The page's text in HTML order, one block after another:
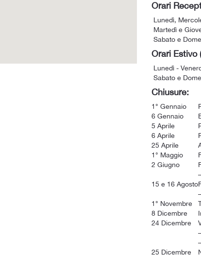
Orari
Lunedì,
Martedì e
Sabato e
Orari Estivo
Lunedì -
Sabato e
Chiusure:
1° Gennaio
6 Gennaio
5 Aprile
6 Aprile
25 Aprile
1° Maggio
2 Giugno
15 e 16 Agosto
1° Novembre
8 Dicembre
24 Dicembre
25 Dicembre